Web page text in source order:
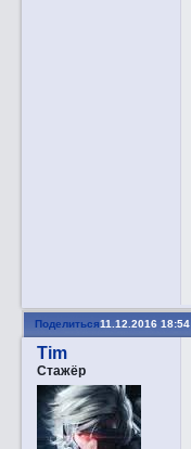
Поделиться11.12.2016 18:54
Tim
Стажёр